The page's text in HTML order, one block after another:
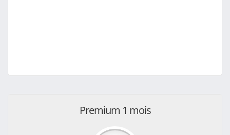
Premium 1 mois